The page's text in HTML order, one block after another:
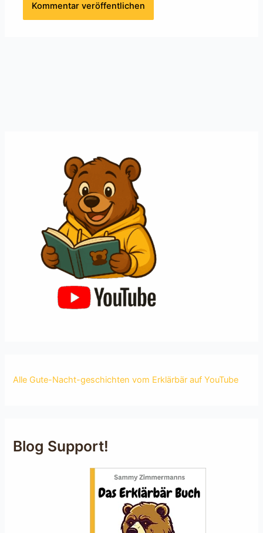
Alle Gute-Nacht-geschichten vom Erklärbär auf YouTube
Blog Support!